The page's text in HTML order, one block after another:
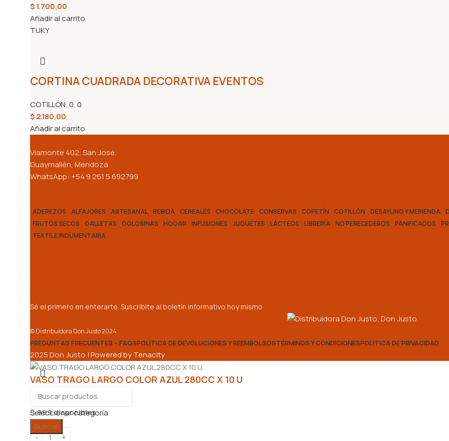
$1.700,00
Añadir al carrito
TUKY
CORTINA CUADRADA DECORATIVA EVENTOS
COTILLÓN, 0, 0
$2.180,00
Añadir al carrito
Viamonte 402, San José,
Guaymallén, Mendoza
WhatsApp: +54 9 261 5 692799
ADEREZOS ALFAJORES ARTESANAL BEBIDA CEREALES CHOCOLATE CONSERVAS COPETÍN COTILLÓN DESAYUNO Y MERIENDA
FRUTOS SECOS
GALLETAS GOLOSINAS HOGAR INFUSIONES JUGUETES LÁCTEOS LIBRERÍA NO PERECEDEROS PANIFICADOS
TEXTIL E INDUMENTARIA
Sé el primero en enterarte. Suscribite al boletín informativo hoy mismo
© Distribuidora Don Justo 2024
PREGUNTAS FRECUENTES – FAQSPOLÍTICA DE DEVOLUCIONES Y REEMBOLSOSTÉRMINOS Y CONDICIONESPOLÍTICA DE PRIVACIDAD
2025 Don Justo |Powered by Tenacity
Seleccionar categoría
Buscar
VASO TRAGO LARGO COLOR AZUL 280CC X 10 U
2.480,00
999 disponibles